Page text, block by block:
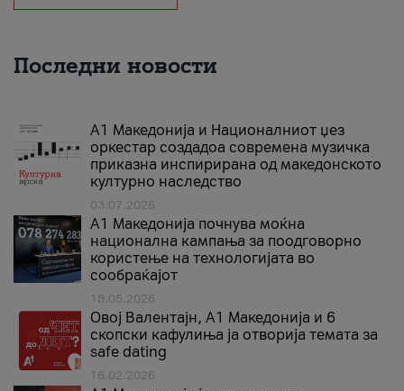
Последни новости
А1 Македонија и Националниот џез
оркестар создадоа современа музичка
приказна инспирирана од македонското
културно наследство
03.07.2026
A1 Македонија почнува моќна
национална кампања за поодговорно
користење на технологијата во
сообраќајот
18.05.2026
Овој Валентајн, A1 Македонија и 6
скопски кафулиња ја отворија темата за
safe dating
16.02.2026